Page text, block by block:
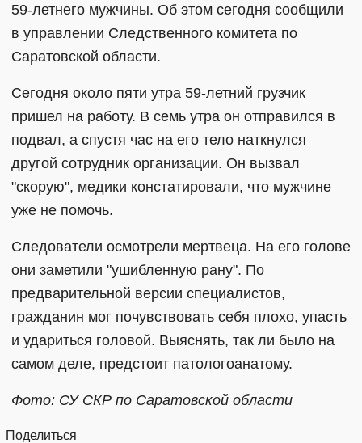
59-летнего мужчины. Об этом сегодня сообщили
в управлении Следственного комитета по
Саратовской области.
Сегодня около пяти утра 59-летний грузчик
пришел на работу. В семь утра он отправился в
подвал, а спустя час на его тело наткнулся
другой сотрудник организации. Он вызвал
"скорую", медики констатировали, что мужчине
уже не помочь.
Следователи осмотрели мертвеца. На его голове
они заметили "ушибленную рану". По
предварительной версии специалистов,
гражданин мог почувствовать себя плохо, упасть
и удариться головой. Выяснять, так ли было на
самом деле, предстоит патологоанатому.
Фото: СУ СКР по Саратовской области
Поделиться